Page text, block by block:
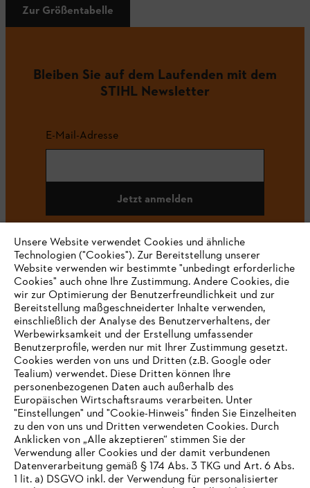
Zur Größentabelle
Bleiben Sie auf dem Laufenden mit dem
STIHL Newsletter
E-Mail-Adresse
Jetzt anmelden
#STIHL
Unternehmen
Häufig gestellte Fragen
Unsere Website verwendet Cookies und ähnliche
Technologien ("Cookies"). Zur Bereitstellung unserer
Website verwenden wir bestimmte "unbedingt erforderliche
Cookies" auch ohne Ihre Zustimmung. Andere Cookies, die
wir zur Optimierung der Benutzerfreundlichkeit und zur
Bereitstellung maßgeschneiderter Inhalte verwenden,
einschließlich der Analyse des Benutzerverhaltens, der
Werbewirksamkeit und der Erstellung umfassender
Benutzerprofile, werden nur mit Ihrer Zustimmung gesetzt.
Cookies werden von uns und Dritten (z.B. Google oder
Tealium) verwendet. Diese Dritten können Ihre
personenbezogenen Daten auch außerhalb des
Europäischen Wirtschaftsraums verarbeiten. Unter
"Einstellungen" und "Cookie-Hinweis" finden Sie Einzelheiten
zu den von uns und Dritten verwendeten Cookies. Durch
Anklicken von „Alle akzeptieren“ stimmen Sie der
Verwendung aller Cookies und der damit verbundenen
Datenverarbeitung gemäß § 174 Abs. 3 TKG und Art. 6 Abs.
1 lit. a) DSGVO inkl. der Verwendung für personalisierter